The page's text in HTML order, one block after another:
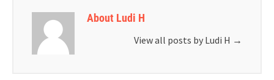
About Ludi H
View all posts by Ludi H →